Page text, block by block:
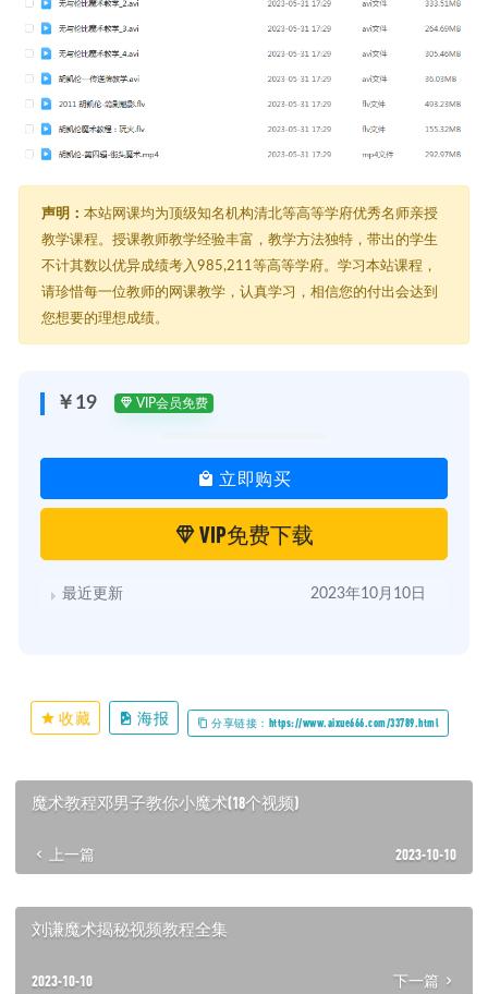
声明： 本站网课均为顶级知名机构清北等高等学府优秀名师亲授
教学课程。授课教师教学经验丰富，教学方法独特，带出的学生
不计其数以优异成绩考入985,211等高等学府。学习本站课程，
请珍惜每一位教师的网课教学，认真学习，相信您的付出会达到
您想要的理想成绩。
￥19 VIP会员免费
立即购买
VIP免费下载
最近更新 2023年10月10日
收藏 海报 分享链接：https://www.aixue666.com/33789.html
魔术教程邓男子教你小魔术(18个视频)
上一篇 2023-10-10
刘谦魔术揭秘视频教程全集
2023-10-10 下一篇